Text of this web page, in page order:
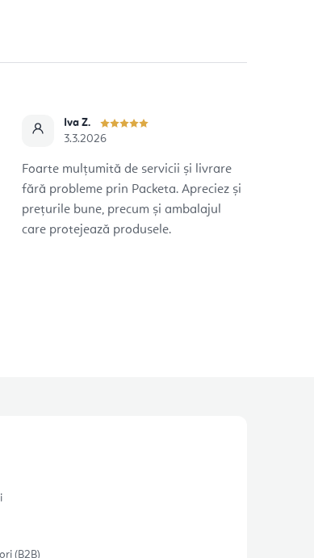
Iva Z.
3.3.2026
Foarte mulțumită de servicii și livrare
fără probleme prin Packeta. Apreciez și
prețurile bune, precum și ambalajul
care protejează produsele.
(B2B)